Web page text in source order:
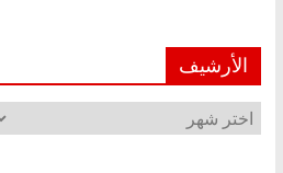
الأرشيف
الأرشيف